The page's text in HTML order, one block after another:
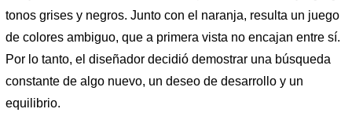
tonos grises y negros. Junto con el naranja, resulta un juego
de colores ambiguo, que a primera vista no encajan entre sí.
Por lo tanto, el diseñador decidió demostrar una búsqueda
constante de algo nuevo, un deseo de desarrollo y un
equilibrio.